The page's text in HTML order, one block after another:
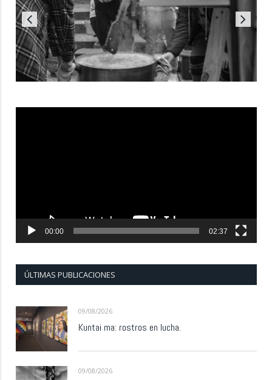
00:00 02:37
ÚLTIMAS PUBLICACIONES
09/08/2026
Kuntai ma: rostros en lucha.
09/08/2026